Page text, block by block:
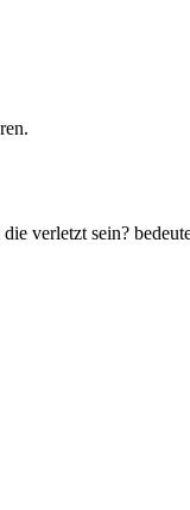
verletzt sein?